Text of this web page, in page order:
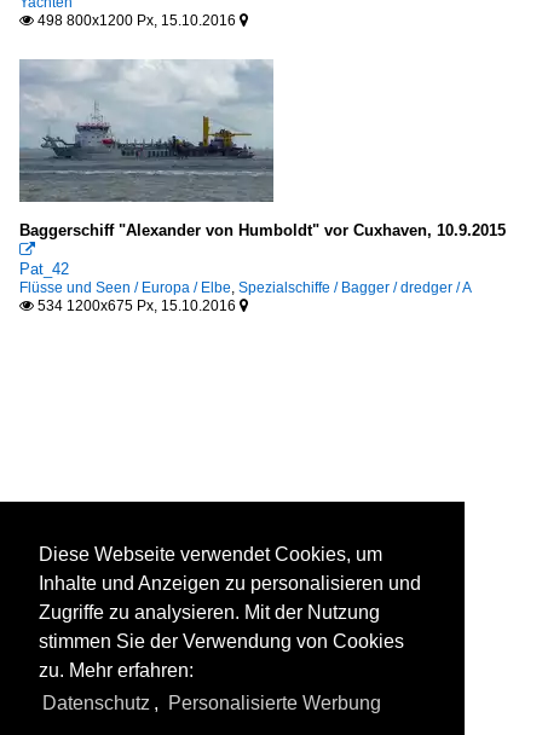
 498 800x1200 Px, 15.10.2016 
Baggerschiff "Alexander von Humboldt" vor Cuxhaven, 10.9.2015

Pat_42
Flüsse und Seen / Europa / Elbe, Spezialschiffe / Bagger / dredger / A
 534 1200x675 Px, 15.10.2016 
Diese Webseite verwendet Cookies, um
Inhalte und Anzeigen zu personalisieren und
Zugriffe zu analysieren. Mit der Nutzung
stimmen Sie der Verwendung von Cookies
zu. Mehr erfahren:
Datenschutz , Personalisierte Werbung